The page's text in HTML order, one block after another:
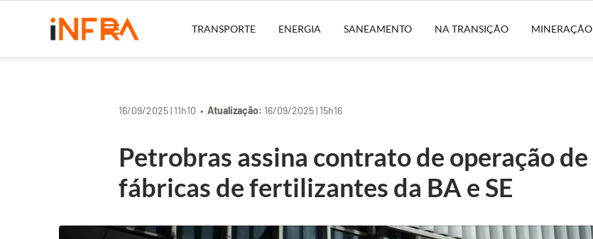
TRANSPORTE ENERGIA SANEAMENTO NA TRANSIÇÃO MINERAÇÃO
16/09/2025 | 11h10 •Atualização: 16/09/2025 | 15h16
Petrobras assina contrato de operação de
fábricas de fertilizantes da BA e SE